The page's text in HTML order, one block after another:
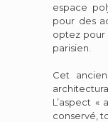
espace
pour des
optez pour
parisien.
Cet
L’aspect
conservé,